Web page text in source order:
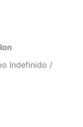
Indefinido /